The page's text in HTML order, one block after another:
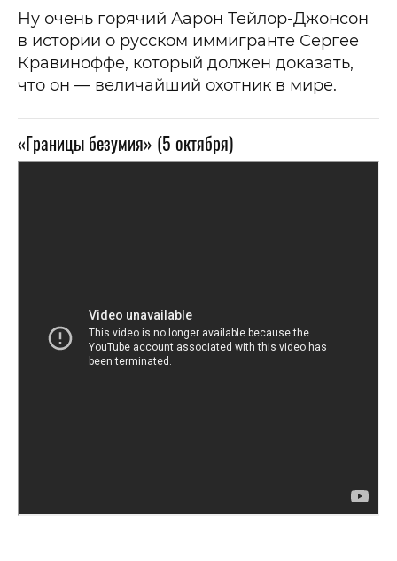
Ну очень горячий Аарон Тейлор-Джонсон
в истории о русском иммигранте Сергее
Кравиноффе, который должен доказать,
что он — величайший охотник в мире.
«Границы безумия» (5 октября)